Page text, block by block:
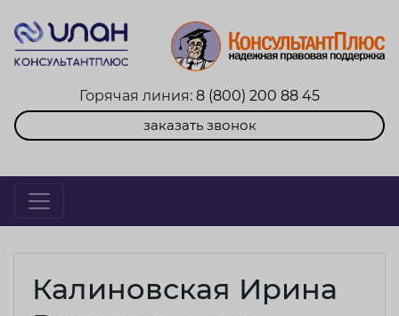
Горячая линия: 8 (800) 200 88 45
заказать звонок
Калиновская Ирина